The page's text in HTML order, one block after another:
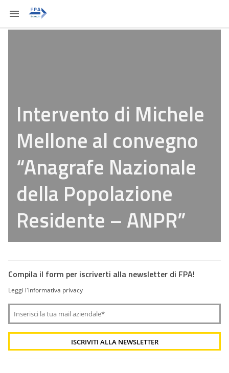
Intervento di Michele
Mellone al convegno
“Anagrafe Nazionale
della Popolazione
Residente – ANPR”
Compila il form per iscriverti alla newsletter di FPA!
Leggi l'informativa privacy